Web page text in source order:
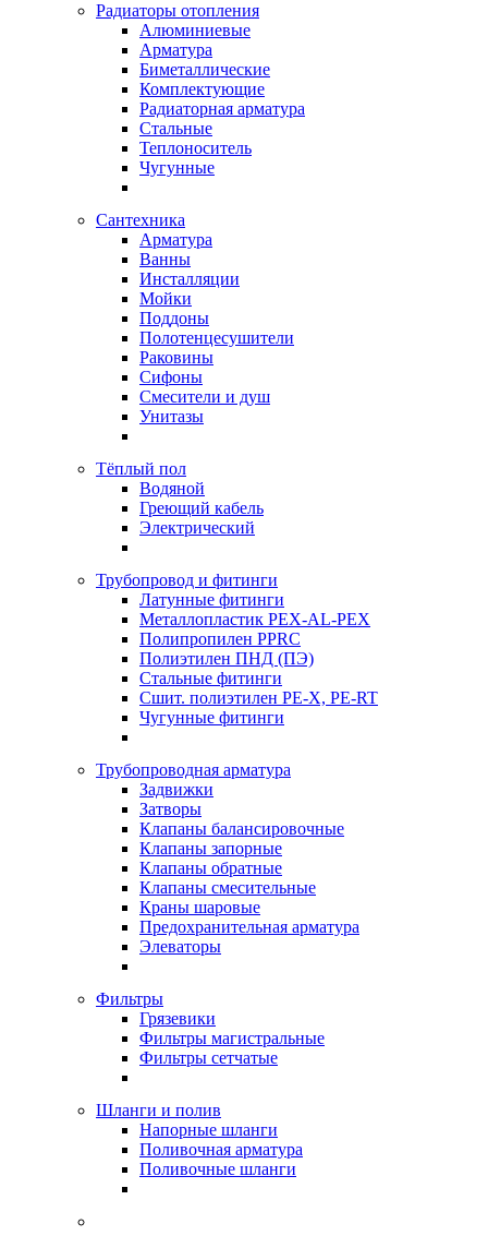
Радиаторы отопления
Алюминиевые
Арматура
Биметаллические
Комплектующие
Радиаторная арматура
Стальные
Теплоноситель
Чугунные
Сантехника
Арматура
Ванны
Инсталляции
Мойки
Поддоны
Полотенцесушители
Раковины
Сифоны
Смесители и душ
Унитазы
Тёплый пол
Водяной
Греющий кабель
Электрический
Трубопровод и фитинги
Латунные фитинги
Металлопластик PEX-AL-PEX
Полипропилен PPRC
Полиэтилен ПНД (ПЭ)
Стальные фитинги
Сшит. полиэтилен PE-X, PE-RT
Чугунные фитинги
Трубопроводная арматура
Задвижки
Затворы
Клапаны балансировочные
Клапаны запорные
Клапаны обратные
Клапаны смесительные
Краны шаровые
Предохранительная арматура
Элеваторы
Фильтры
Грязевики
Фильтры магистральные
Фильтры сетчатые
Шланги и полив
Напорные шланги
Поливочная арматура
Поливочные шланги